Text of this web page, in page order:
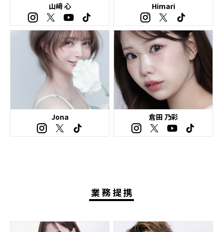
山﨑 心 Himari
Jona 倉田 乃彩
業務提携